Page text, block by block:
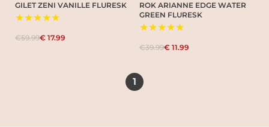
GILET ZENI VANILLE FLURESK
★★★★★
€59.99€ 17.99
ROK ARIANNE EDGE WATER
GREEN FLURESK
★★★★★
€39.99€ 11.99
1